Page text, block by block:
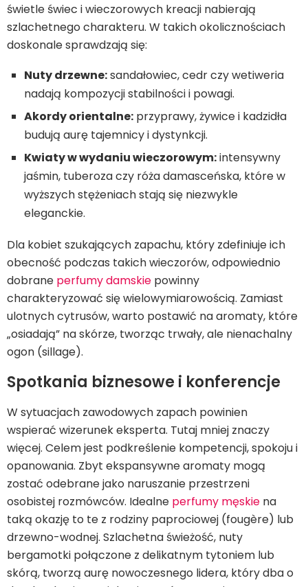
świetle świec i wieczorowych kreacji nabierają
szlachetnego charakteru. W takich okolicznościach
doskonale sprawdzają się:
Nuty drzewne:sandałowiec, cedr czy wetiweria
nadają kompozycji stabilności i powagi.
Akordy orientalne: przyprawy, żywice i kadzidła
budują aurę tajemnicy i dystynkcji.
Kwiaty w wydaniu wieczorowym:intensywny
jaśmin, tuberoza czy róża damasceńska, które w
wyższych stężeniach stają się niezwykle
eleganckie.
Dla kobiet szukających zapachu, który zdefiniuje ich
obecność podczas takich wieczorów, odpowiednio
dobrane perfumy damskie powinny
charakteryzować się wielowymiarowością. Zamiast
ulotnych cytrusów, warto postawić na aromaty, które
„osiadają” na skórze, tworząc trwały, ale nienachalny
ogon (sillage).
Spotkania biznesowe i konferencje
W sytuacjach zawodowych zapach powinien
wspierać wizerunek eksperta. Tutaj mniej znaczy
więcej. Celem jest podkreślenie kompetencji, spokoju i
opanowania. Zbyt ekspansywne aromaty mogą
zostać odebrane jako naruszanie przestrzeni
osobistej rozmówców. Idealne perfumy męskie na
taką okazję to te z rodziny paprociowej (fougère) lub
drzewno-wodnej. Szlachetna świeżość, nuty
bergamotki połączone z delikatnym tytoniem lub
skórą, tworzą aurę nowoczesnego lidera, który dba o